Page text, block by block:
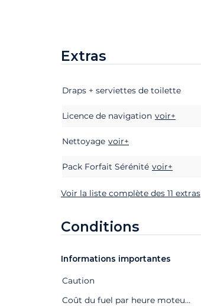
Extras
Extras Statut Prix
Draps + serviettes de toilette
Licence de navigation voir+
Nettoyage voir+
Pack Forfait Sérénité voir+
Voir la liste complète des 11 extras
Conditions
Informations importantes
Extras Statut
Caution
Coût du fuel par heure moteur (indicatif et très fluctuant)